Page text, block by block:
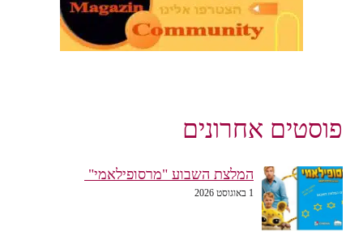
פוסטים אחרונים
המלצת השבוע "מרסופילאמי"
1 באוגוסט 2026